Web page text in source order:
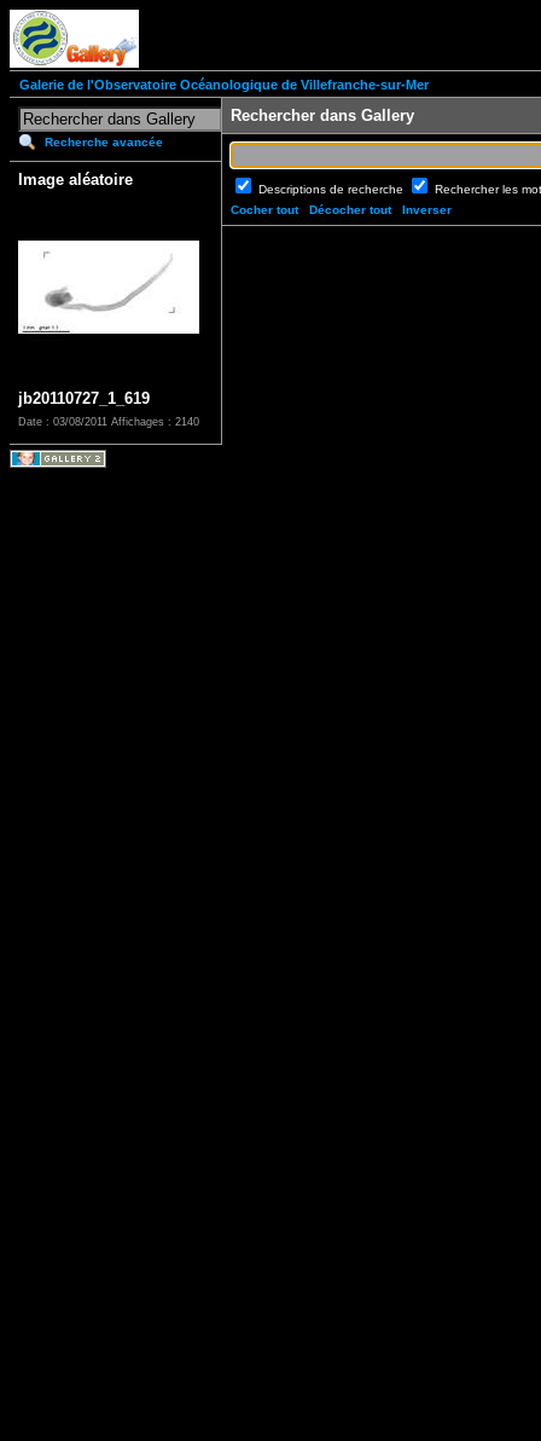
Galerie de l'Observatoire Océanologique de Villefranche-sur-Mer
Recherche avancée
Image aléatoire
jb20110727_1_619
Date : 03/08/2011 Affichages : 2140
Rechercher dans Gallery
Descriptions de recherche
Rechercher les
Cocher tout
Décocher tout Inverser